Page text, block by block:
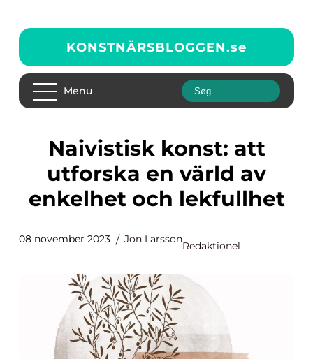
KONSTNÄRSBLOGGEN.se
Menu
Naivistisk konst: att
utforska en värld av
enkelhet och lekfullhet
08 november 2023 Jon Larsson
Redaktionel